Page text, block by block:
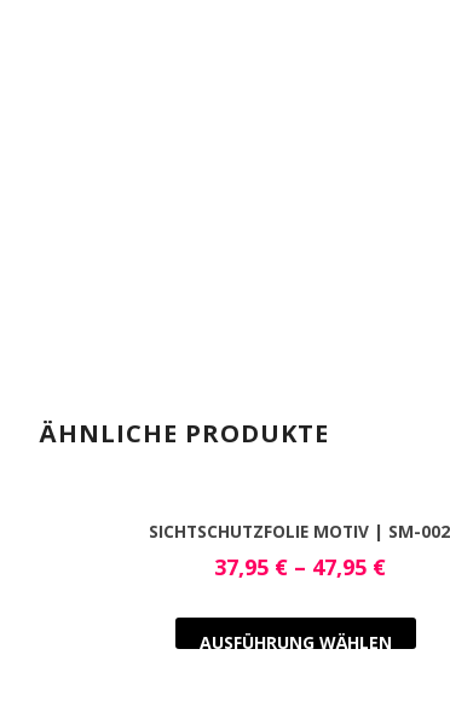
ÄHNLICHE PRODUKTE
SICHTSCHUTZFOLIE MOTIV | SM-002
37,95 €– 47,95 €
AUSFÜHRUNG WÄHLEN